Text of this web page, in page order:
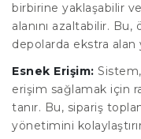
birbirine yaklaşabilir
alanını azaltabilir. Bu,
depolarda ekstra alan
Esnek Erişim:
erişim sağlamak için
tanır. Bu, sipariş
yönetimini